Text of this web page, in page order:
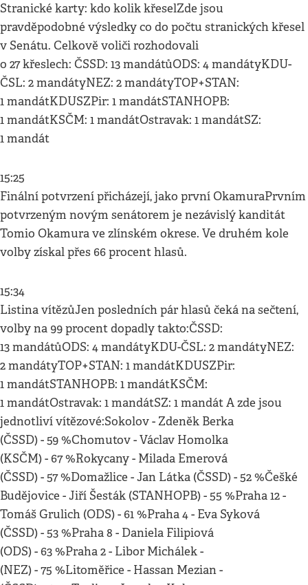
Stranické karty: kdo kolik křeselZde jsou
pravděpodobné výsledky co do počtu stranických křesel
v Senátu. Celkově voliči rozhodovali
o 27 křeslech: ČSSD: 13 mandátůODS: 4 mandátyKDU-
ČSL: 2 mandátyNEZ: 2 mandátyTOP+STAN:
1 mandátKDUSZPir: 1 mandátSTANHOPB:
1 mandátKSČM: 1 mandátOstravak: 1 mandátSZ:
1 mandát
15:25
Finální potvrzení přicházejí, jako první OkamuraPrvním
potvrzeným novým senátorem je nezávislý kanditát
Tomio Okamura ve zlínském okrese. Ve druhém kole
volby získal přes 66 procent hlasů.
15:34
Listina vítězůJen posledních pár hlasů čeká na sečtení,
volby na 99 procent dopadly takto:ČSSD:
13 mandátůODS: 4 mandátyKDU-ČSL: 2 mandátyNEZ:
2 mandátyTOP+STAN: 1 mandátKDUSZPir:
1 mandátSTANHOPB: 1 mandátKSČM:
1 mandátOstravak: 1 mandátSZ: 1 mandát A zde jsou
jednotliví vítězové:Sokolov - Zdeněk Berka
(ČSSD) - 59 %Chomutov - Václav Homolka
(KSČM) - 67 %Rokycany - Milada Emerová
(ČSSD) - 57 %Domažlice - Jan Látka (ČSSD) - 52 %Češké
Budějovice - Jiří Šesták (STANHOPB) - 55 %Praha 12 -
Tomáš Grulich (ODS) - 61 %Praha 4 - Eva Syková
(ČSSD) - 53 %Praha 8 - Daniela Filipiová
(ODS) - 63 %Praha 2 - Libor Michálek -
(NEZ) - 75 %Litoměřice - Hassan Mezian -